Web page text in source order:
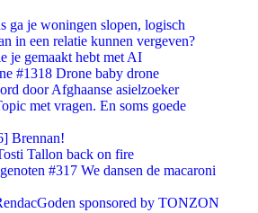
ga je woningen slopen, logisch
in een relatie kunnen vergeven?
je gemaakt hebt met AI
#1318 Drone baby drone
door Afghaanse asielzoeker
met vragen. En soms goede
Brennan!
Tallon back on fire
#317 We dansen de macaroni
sponsored by TONZON